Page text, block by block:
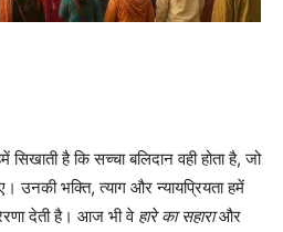
है कि सच्चा बलिदान वही होता है, जो
उनकी भक्ति, त्याग और न्यायप्रियता हमें
देती है। आज भी वे हारे का सहाराऔर